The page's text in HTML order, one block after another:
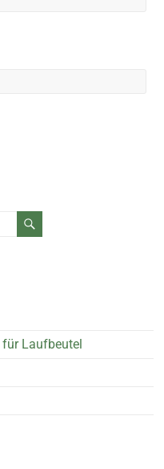
Laufbeutel